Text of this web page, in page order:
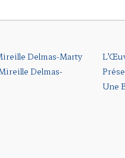
Delmas-Marty
Delmas-
Une